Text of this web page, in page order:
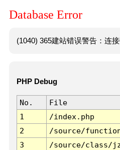
Database Error
(1040) 365建站错误警告：连
PHP Debug
No. File
1
/index.php
2
/source/
3
/source/class/